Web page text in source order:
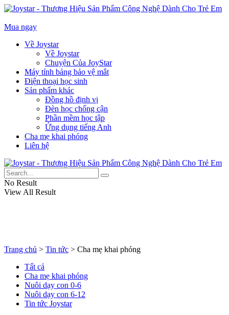
Mua ngay
Về Joystar
Về Joystar
Chuyện Của JoyStar
Máy tính bảng bảo vệ mắt
Điện thoại học sinh
Sản phẩm khác
Đồng hồ định vị
Đèn học chống cận
Phần mềm học tập
Ứng dụng tiếng Anh
Cha mẹ khai phóng
Liên hệ
No Result
View All Result
Trang chủ > Tin tức > Cha mẹ khai phóng
Tất cả
Cha mẹ khai phóng
Nuôi dạy con 0-6
Nuôi dạy con 6-12
Tin tức Joystar